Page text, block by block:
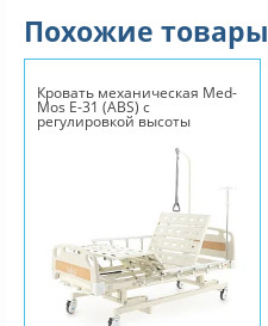
Похожие товары
Кровать механическая Med-
Mos Е-31 (ABS) с
регулировкой высоты